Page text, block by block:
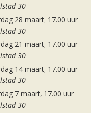
30
28 maart, 17.00 uur
30
21 maart, 17.00 uur
30
14 maart, 17.00 uur
30
7 maart, 17.00 uur
30